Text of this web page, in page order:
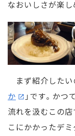
なおいしさが楽し
まず紹介したい
か
」です。かつ
流れを汲むこの店
こにかかったデ